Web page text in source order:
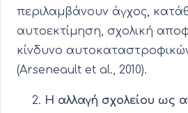
περιλαμβάνουν άγχος,
αυτοεκτίμηση, σχολική
κίνδυνο
(Arseneault et al., 2010).
Η αλλαγή σχολείου ως